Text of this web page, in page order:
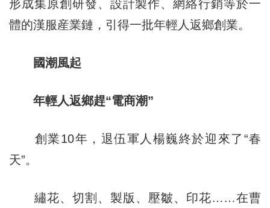
形成集原創研發、設計製作、網絡行銷等於一
體的漢服産業鏈，引得一批年輕人返鄉創業。
國潮風起
年輕人返鄉趕“電商潮”
創業10年，退伍軍人楊巍終於迎來了“春
天”。
繡花、切割、製版、壓皺、印花……在曹